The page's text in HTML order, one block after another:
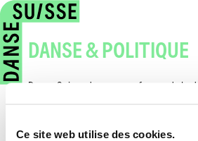
Ce site web utilise des cookies.
DANSE & POLITIQUE
Danse Suisse s'engage en faveur de la
professionnelles actives dans le secteur